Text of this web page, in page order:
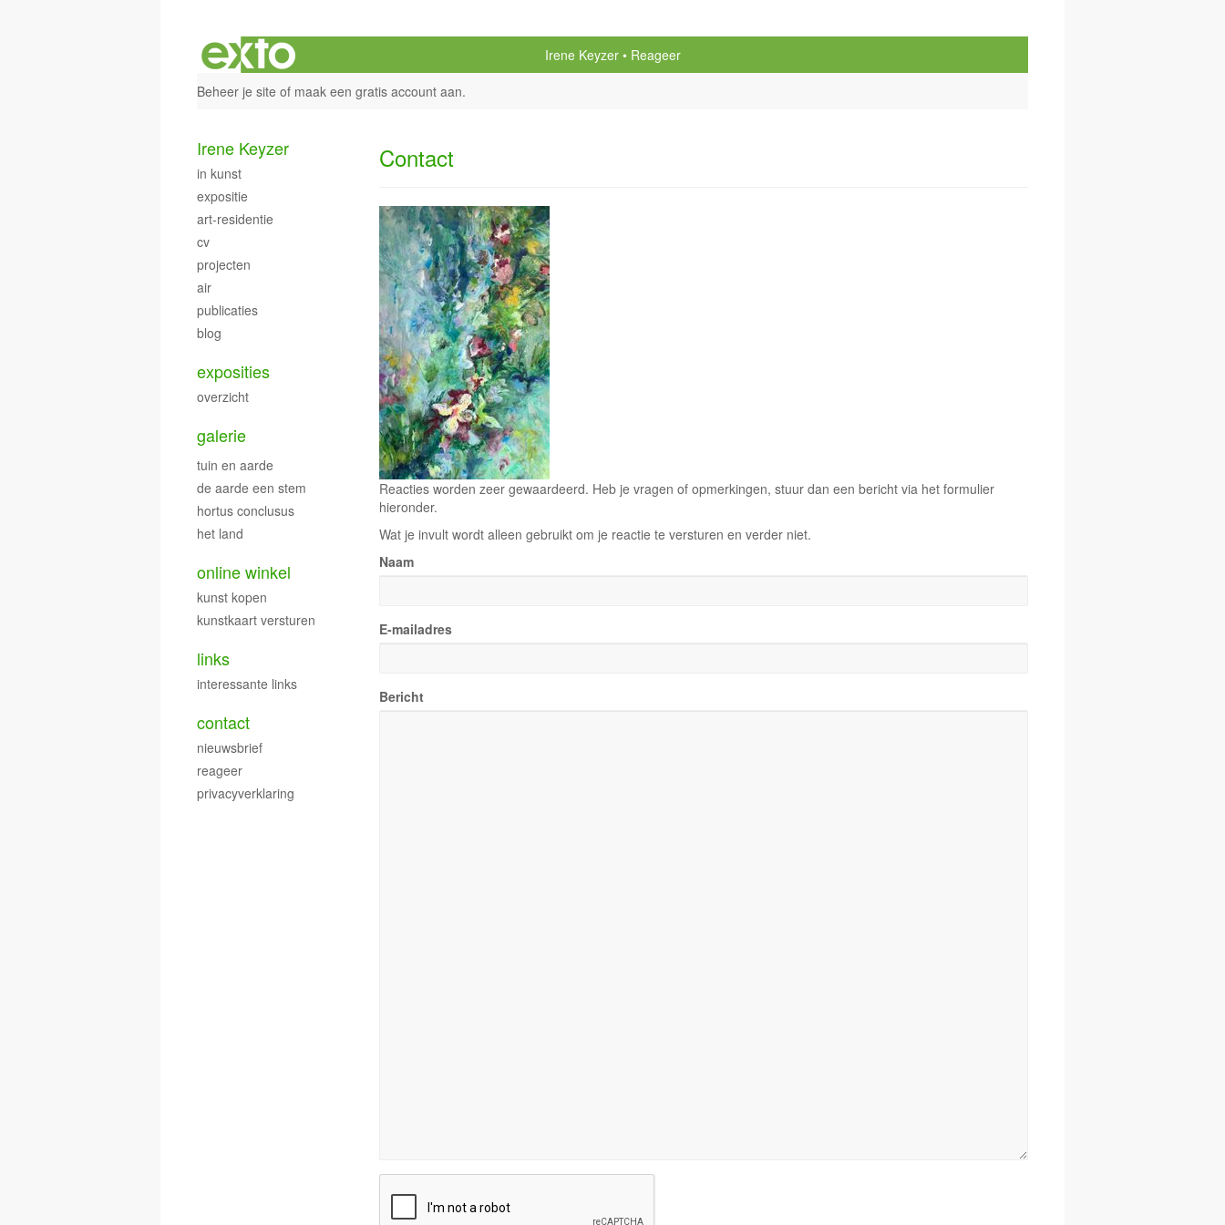
Irene Keyzer
Reageer
Beheer je site of maak een gratis account aan.
Contact
Reacties worden zeer gewaardeerd. Heb je vragen of opmerkingen, stuur dan een bericht via het formulier
hieronder.
Wat je invult wordt alleen gebruikt om je reactie te versturen en verder niet.
Naam
E-mailadres
Bericht
Irene Keyzer
in kunst
expositie
art-residentie
cv
projecten
air
publicaties
blog
exposities
overzicht
galerie
tuin en aarde
de aarde een stem
hortus conclusus
het land
online winkel
kunst kopen
kunstkaart versturen
links
interessante links
contact
nieuwsbrief
reageer
privacyverklaring